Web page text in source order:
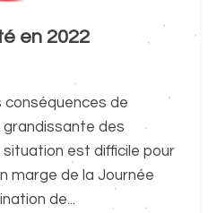
en 2022
conséquences de
grandissante des
est difficile pour
marge de la Journée
de...